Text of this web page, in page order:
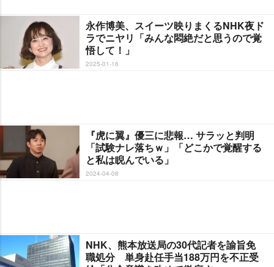
永作博美、スイーツ映りまくるNHK夜ド
ラでニヤリ「みんな悶絶だと思うので覚
悟して！」
2025-01-16
『虎に翼』優三に悲報… サラッと判明
「試験ナレ落ちｗ」「どこかで覚醒する
と私は睨んでいる」
2024-04-08
NHK、熊本放送局の30代記者を諭旨免
職処分 単身赴任手当188万円を不正受